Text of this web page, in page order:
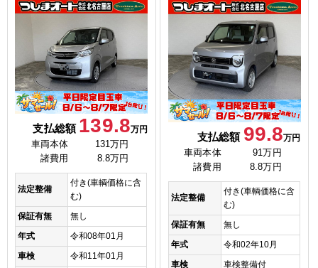
支払総額 139.8万円
車両本体
131万円
諸費用
8.8万円
法定整備
付き(車輌価格に含
む)
保証有無
無し
年式
令和08年01月
車検
令和11年01月
支払総額 99.8万円
車両本体
91万円
諸費用
8.8万円
法定整備
付き(車輌価格に含
む)
保証有無
無し
年式
令和02年10月
車検
車検整備付